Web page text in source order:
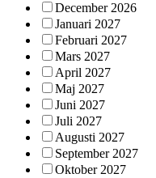
December 2026
Januari 2027
Februari 2027
Mars 2027
April 2027
Maj 2027
Juni 2027
Juli 2027
Augusti 2027
September 2027
Oktober 2027